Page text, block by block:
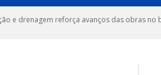
e drenagem reforça avanços das obras no